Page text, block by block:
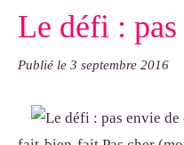
Le défi :
Publié le 3 septembre 2016